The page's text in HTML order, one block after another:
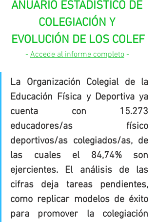
ANUARIO ESTADÍSTICO DE
COLEGIACIÓN Y
EVOLUCIÓN DE LOS COLEF
- Accede al informe completo -
La Organización Colegial de la
Educación Física y Deportiva ya
cuenta con 15.273
educadores/as físico
deportivos/as colegiados/as, de
las cuales el 84,74% son
ejercientes. El análisis de las
cifras deja tareas pendientes,
como replicar modelos de éxito
para promover la colegiación